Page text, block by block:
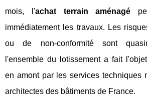
mois, l'achat terrain aménagé
immédiatement les travaux. Les
ou de non-conformité sont
l'ensemble du lotissement a fait
en amont par les services techniques
architectes des bâtiments de France.